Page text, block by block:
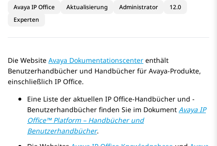
Avaya IP Office Aktualisierung Administrator
12.0
Experten
Die Website Avaya Dokumentationscenter enthält
Benutzerhandbücher und Handbücher für Avaya-Produkte,
einschließlich IP Office.
Eine Liste der aktuellen IP Office-Handbücher und -
Benutzerhandbücher finden Sie im Dokument Avaya IP
Office™ Platform – Handbücher und
Benutzerhandbücher.